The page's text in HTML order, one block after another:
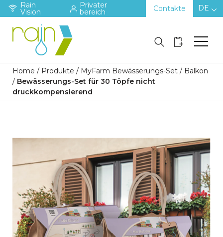
Rain
Vision
Privater
bereich Contakte DE
Home / Produkte / MyFarm Bewässerungs-Set / Balkon
/ Bewässerungs-Set für 30 Töpfe nicht
druckkompensierend